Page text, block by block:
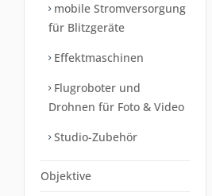
mobile Stromversorgung
für Blitzgeräte
Effektmaschinen
Flugroboter und
Drohnen für Foto & Video
Studio-Zubehör
Objektive